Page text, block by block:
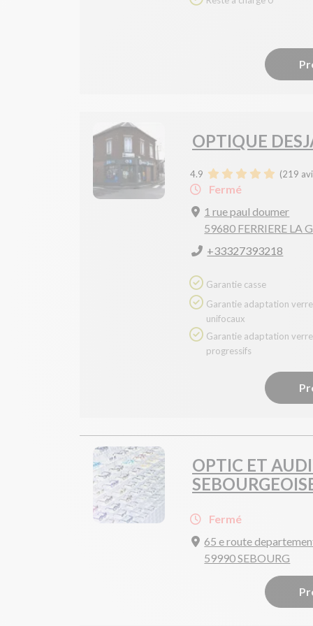
OPTIQUE
4.9 (219
Fermé
1 rue paul doumer
59680 FERRIERE LA
+33327393218
Garantie casse
unifocaux
progressifs
OPTIC ET
Fermé
65 e route
59990 SEBOURG